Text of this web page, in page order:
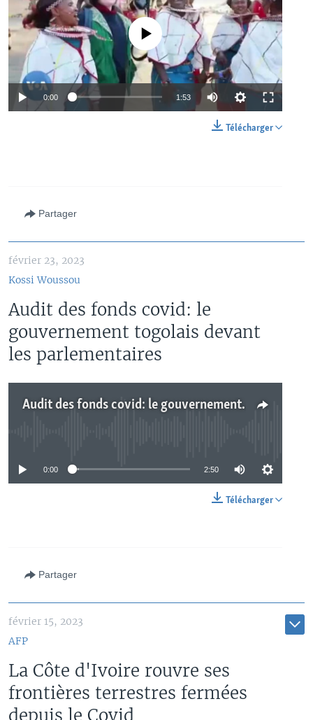
No media source currently available
0:00 1:53
Télécharger
Partager
février 23, 2023
Kossi Woussou
Audit des fonds covid: le
gouvernement togolais devant
les parlementaires
Audit des fonds covid: le gouvernement togolais devant les parlementaires
0:00 2:50
Télécharger
Partager
février 15, 2023
AFP
La Côte d'Ivoire rouvre ses
frontières terrestres fermées
depuis le Covid